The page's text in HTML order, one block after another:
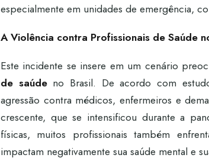
especialmente em unidades de emergência,
A Violência contra Profissionais de Saúde
Este incidente se insere em um cenário
de saúdeno Brasil. De acordo com
agressão contra médicos, enfermeiros e
crescente, que se intensificou durante a
físicas, muitos profissionais também
impactam negativamente sua saúde mental e